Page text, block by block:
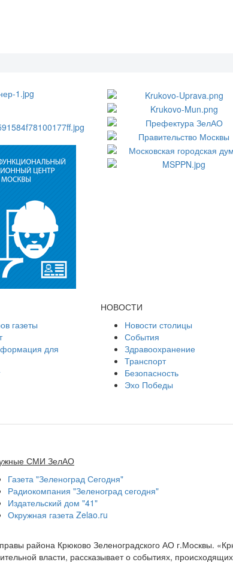
газеты
для
НОВОСТИ
Новости столицы
События
Здравоохранение
Транспорт
Безопасность
Эхо Победы
СМИ ЗелАО
Газета "Зеленоград Сегодня"
Радиокомпания "Зеленоград сегодня"
Издательский дом "41"
Окружная газета Zelao.ru
района Крюково Зеленоградского АО г.Москвы.
власти, рассказывает о событиях,